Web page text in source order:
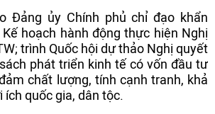
Đảng ủy Chính phủ chỉ đạo khẩn
hoạch hành động thực hiện Nghị
trình Quốc hội dự thảo Nghị quyết
phát triển kinh tế có vốn đầu tư
chất lượng, tính cạnh tranh, khả
ích quốc gia, dân tộc.